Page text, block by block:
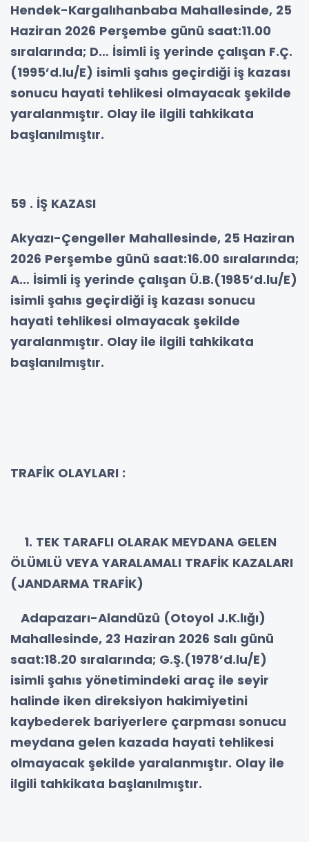
Hendek-Kargalıhanbaba Mahallesinde, 25
Haziran 2026 Perşembe günü saat:11.00
sıralarında; D… İsimli iş yerinde çalışan F.Ç.
(1995’d.lu/E) isimli şahıs geçirdiği iş kazası
sonucu hayati tehlikesi olmayacak şekilde
yaralanmıştır. Olay ile ilgili tahkikata
başlanılmıştır.
59 . İŞ KAZASI
Akyazı-Çengeller Mahallesinde, 25 Haziran
2026 Perşembe günü saat:16.00 sıralarında;
A… İsimli iş yerinde çalışan Ü.B.(1985’d.lu/E)
isimli şahıs geçirdiği iş kazası sonucu
hayati tehlikesi olmayacak şekilde
yaralanmıştır. Olay ile ilgili tahkikata
başlanılmıştır.
TRAFİK OLAYLARI :
1. TEK TARAFLI OLARAK MEYDANA GELEN
ÖLÜMLÜ VEYA YARALAMALI TRAFİK KAZALARI
(JANDARMA TRAFİK)
Adapazarı-Alandüzü (Otoyol J.K.lığı)
Mahallesinde, 23 Haziran 2026 Salı günü
saat:18.20 sıralarında; G.Ş.(1978’d.lu/E)
isimli şahıs yönetimindeki araç ile seyir
halinde iken direksiyon hakimiyetini
kaybederek bariyerlere çarpması sonucu
meydana gelen kazada hayati tehlikesi
olmayacak şekilde yaralanmıştır. Olay ile
ilgili tahkikata başlanılmıştır.